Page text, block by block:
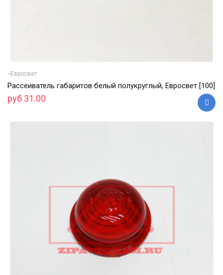
--Евросвет
Рассеиватель габаритов белый полукруглый, Евросвет [100]
руб 31.00